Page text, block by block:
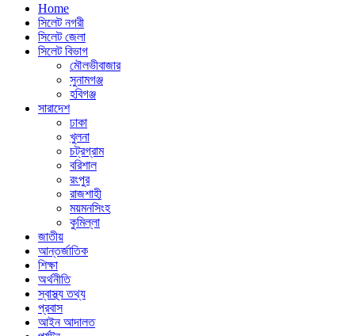
Home
সিলেট নগরী
সিলেট জেলা
সিলেট বিভাগ
মৌলভীবাজার
সুনামগঞ্জ
হবিগঞ্জ
সারাদেশ
ঢাকা
খুলনা
চট্রগ্রাম
বরিশাল
রংপুর
রাজশাহী
ময়মনসিংহ
কুমিল্লা
জাতীয়
আন্তর্জাতিক
শিক্ষা
অর্থনীতি
স্বাস্থ্য তথ্য
প্রবাস
আইন আদালত